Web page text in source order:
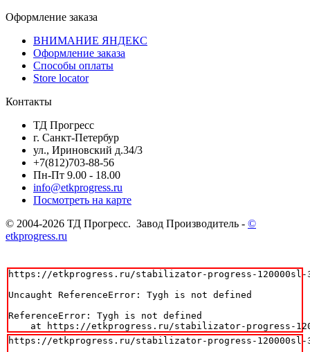
Оформление заказа
ВНИМАНИЕ ЯНДЕКС
Оформление заказа
Способы оплаты
Store locator
Контакты
ТД Прогресс
г. Санкт-Петербур
ул., Ириновский д.34/3
+7(812)703-88-56
Пн-Пт 9.00 - 18.00
info@etkprogress.ru
Посмотреть на карте
© 2004-2026 ТД Прогресс. Завод Производитель - ©
etkprogress.ru
https://etkprogress.ru/stabilizator-progress-120000sl-
Uncaught ReferenceError: Tygh is not defined
ReferenceError: Tygh is not defined
at https://etkprogress.ru/stabilizator-progress-
https://etkprogress.ru/stabilizator-progress-120000sl-